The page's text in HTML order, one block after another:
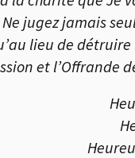
jugez jamais
lieu de
et l’Offrande